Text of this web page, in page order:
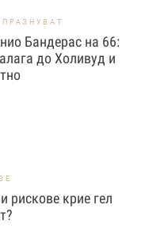
Бандерас на 66:
до Холивуд и
рискове крие гел